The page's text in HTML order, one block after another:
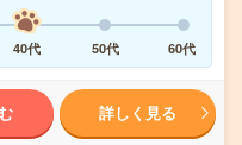
40代 50代 60代
詳しく見る